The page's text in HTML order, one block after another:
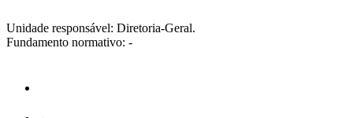
Unidade responsável: Diretoria-Geral.
Fundamento normativo: -